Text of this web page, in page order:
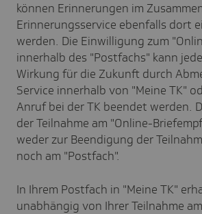
können Erinnerungen im
Erinnerungsservice ebenfalls dort
werden. Die Einwilligung zum
innerhalb des "Postfachs" kann
Wirkung für die Zukunft durch
Service innerhalb von "Meine TK"
Anruf bei der TK beendet werden.
der Teilnahme am "Online-
weder zur Beendigung der
noch am "Postfach".
In Ihrem Postfach in "Meine TK"
unabhängig von Ihrer Teilnahme